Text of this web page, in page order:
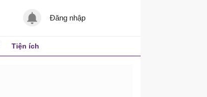
Đăng nhập
Tiện ích